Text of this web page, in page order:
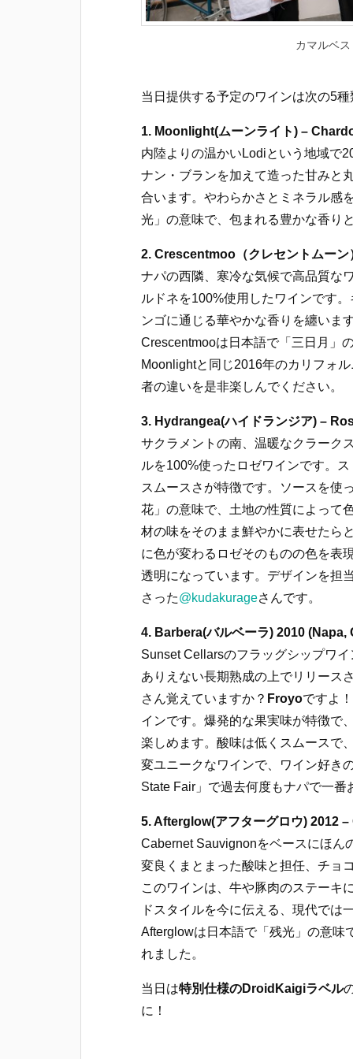
カマルベ
当日提供する予定のワインは次の5種
1. Moonlight(ムーンライト) –
内陸よりの温かいLodiという地域で
ナン・ブランを加えて造った甘みと
合います。やわらかさとミネラル感
光」の意味で、包まれる豊かな香り
2. Crescentmoo（クレセントムー
ナパの西隣、寒冷な気候で高品質な
ルドネを100%使用したワインです
ンゴに通じる華やかな香りを纏いま
Crescentmooは日本語で「三日月」
Moonlightと同じ2016年のカリフォ
者の違いを是非楽しんでください。
3. Hydrangea(ハイドランジア) –
サクラメントの南、温暖なクラーク
ルを100%使ったロゼワインです。
スムースさが特徴です。ソースを使
花」の意味で、土地の性質によって
材の味をそのまま鮮やかに表せたら
に色が変わるロゼそのものの色を表
透明になっています。デザインを担
さった@kudakurageさんです。
4. Barbera(バルベーラ) 2010 (Napa,
Sunset Cellarsのフラッグシップワ
ありえない長期熟成の上でリリース
さん覚えていますか？ Froyoですよ
インです。爆発的な果実味が特徴で
楽しめます。酸味は低くスムースで
変ユニークなワインで、ワイン好き
State Fair」で過去何度もナパで一
5. Afterglow(アフターグロウ) 2012
Cabernet Sauvignonをベースにほん
変良くまとまった酸味と担任、チョ
このワインは、牛や豚肉のステーキ
ドスタイルを今に伝える、現代では
Afterglowは日本語で「残光」の意味
れました。
当日は特別仕様のDroidKaigiラベル
に！